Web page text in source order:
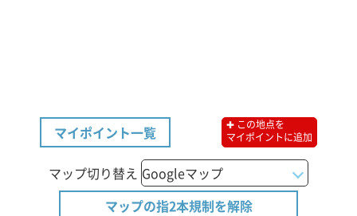
マイポイント一覧
✚ この地点を
マイポイントに追加
マップ切り替え
マップの指2本規制を解除